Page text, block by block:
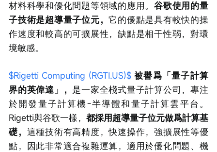
材料科學和優化問題等領域的應用。谷歌使用的量
子技術是超導量子位元，它的優點是具有較快的操
作速度和較高的可擴展性，缺點是相干性弱，對環
境敏感。
$Rigetti Computing (RGTI.US)$ 被譽爲「量子計算
界的英偉達」， 是一家全棧式量子計算公司，專注
於開發量子計算機-半導體和量子計算雲平台。
Rigetti與谷歌一樣， 都採用超導量子位元做爲計算基
礎， 這種技術有高精度，快速操作，強擴展性等優
點，因此非常適合複雜運算，適用於優化問題、機